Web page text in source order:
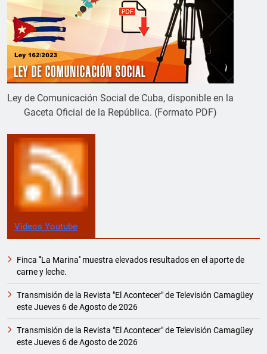
Ley de Comunicación Social de Cuba, disponible en la
Gaceta Oficial de la República. (Formato PDF)
Videos Youtube
Finca '''La Marina'' muestra elevados resultados en el aporte de
carne y leche.
Transmisión de la Revista "El Acontecer" de Televisión Camagüey
este Jueves 6 de Agosto de 2026
Transmisión de la Revista "El Acontecer" de Televisión Camagüey
este Jueves 6 de Agosto de 2026